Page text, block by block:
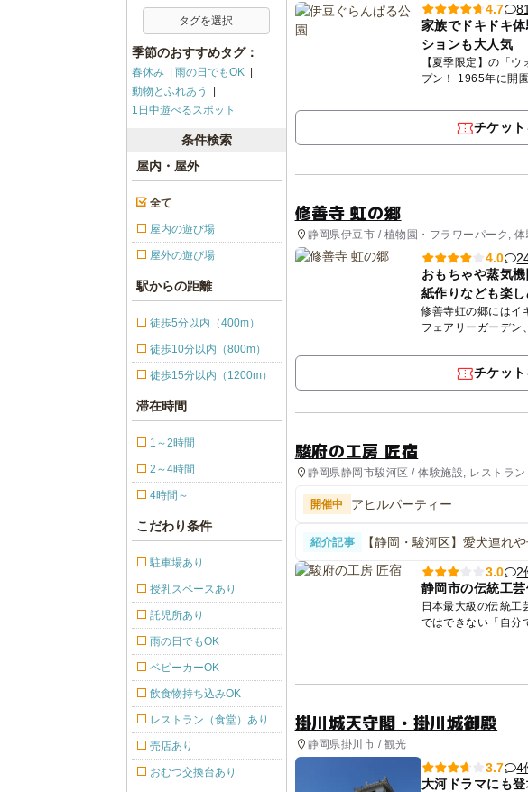
4.7
家族でドキドキ
ションも大人気
【夏季限定】の「
プン！ 1965年に開園した伊豆ぐらんぱる公園は、東京ドー
ク...
チケッ
修善寺 虹の郷
静岡県伊豆市 / 植物園・フラワーパーク,
4.0
おもちゃや蒸気
紙作りなども楽し
修善寺虹の郷にはイ
フェアリーガーデン
楽しませて...
チケッ
駿府の工房 匠宿
静岡県静岡市駿河区 / 体験施設, レストラン
開催中 アヒルパーティー
紹介記事
【静岡・駿河区】愛犬連れ
3.0
2
静岡市の伝統工
日本最大級の伝統工
ではできない「自分
掛川城天守閣・掛川城御殿
静岡県掛川市 / 観光
3.7
4
大河ドラマにも
タグを選択
季節のおすすめタグ：
春休み
雨の日でもOK
動物とふれあう
1日中遊べるスポット
条件検索
屋内・屋外
全て
屋内の遊び場
屋外の遊び場
駅からの距離
徒歩5分以内（400m）
徒歩10分以内（800m）
徒歩15分以内（1200m）
滞在時間
1～2時間
2～4時間
4時間～
こだわり条件
駐車場あり
授乳スペースあり
託児所あり
雨の日でもOK
ベビーカーOK
飲食物持ち込みOK
レストラン（食堂）あり
売店あり
おむつ交換台あり